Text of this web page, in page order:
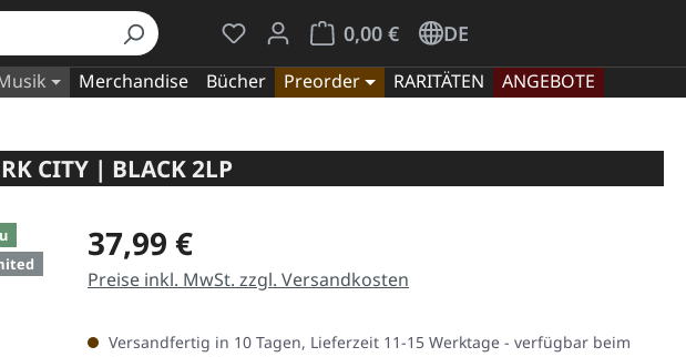
Du hast 0 Produkte auf dem Merkzettel
0,00 €
Warenkorb enthält 0 Positionen. Der
DE
Merchandise Bücher Preorder RARITÄTEN
ANGEBOTE
CITY | BLACK 2LP
Regulärer Preis:
37,99 €
Preise inkl. MwSt. zzgl. Versandkosten
Versandfertig in 10 Tagen, Lieferzeit 11-15 Werktage - verfügbar beim